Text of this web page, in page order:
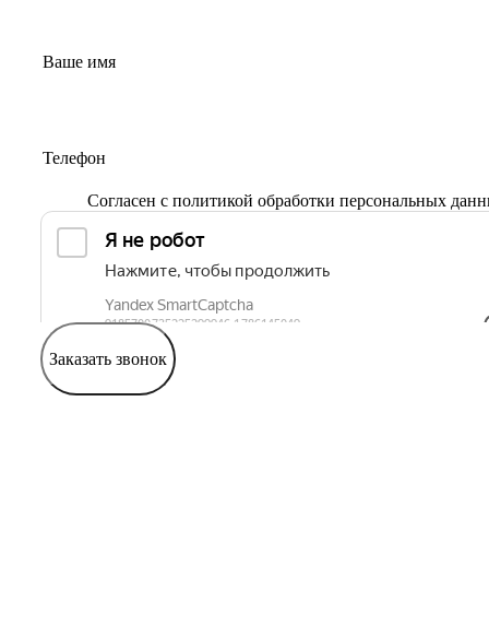
Согласен с политикой обработки персональных
Заказать звонок